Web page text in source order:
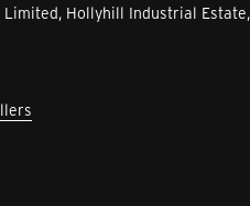
Hollyhill Industrial